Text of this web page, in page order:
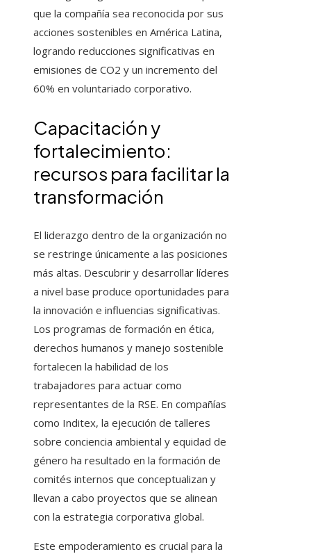
que la compañía sea reconocida por sus
acciones sostenibles en América Latina,
logrando reducciones significativas en
emisiones de CO2 y un incremento del
60% en voluntariado corporativo.
Capacitación y
fortalecimiento:
recursos para facilitar la
transformación
El liderazgo dentro de la organización no
se restringe únicamente a las posiciones
más altas. Descubrir y desarrollar líderes
a nivel base produce oportunidades para
la innovación e influencias significativas.
Los programas de formación en ética,
derechos humanos y manejo sostenible
fortalecen la habilidad de los
trabajadores para actuar como
representantes de la RSE. En compañías
como Inditex, la ejecución de talleres
sobre conciencia ambiental y equidad de
género ha resultado en la formación de
comités internos que conceptualizan y
llevan a cabo proyectos que se alinean
con la estrategia corporativa global.
Este empoderamiento es crucial para la